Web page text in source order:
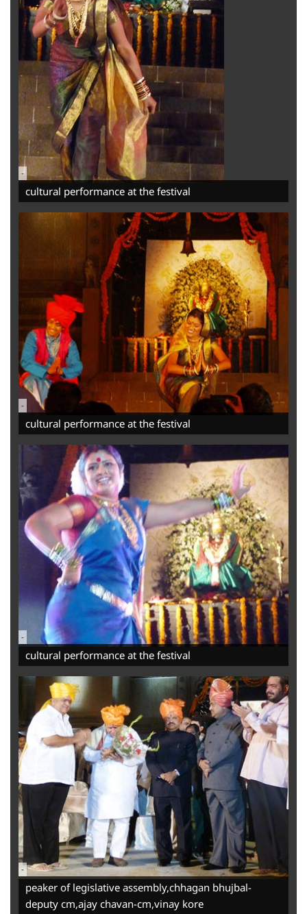
-
cultural performance at the festival
-
cultural performance at the festival
-
cultural performance at the festival
-
peaker of legislative assembly,chhagan bhujbal-
deputy cm,ajay chavan-cm,vinay kore